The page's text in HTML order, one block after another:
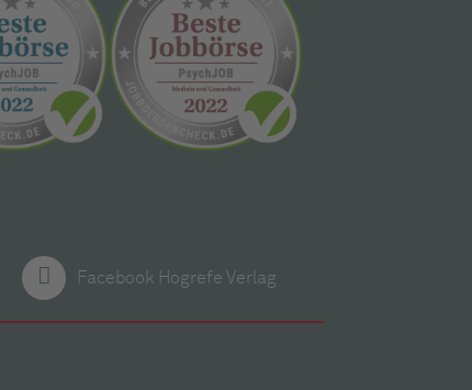
Facebook Hogrefe Verlag